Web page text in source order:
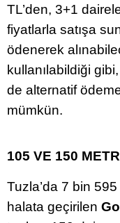
TL’den, 3+1
fiyatlarla satışa
ödenerek
kullanılabildiği
de alternatif
mümkün.
105 VE 150
Tuzla’da 7 bin
halata geçirilen